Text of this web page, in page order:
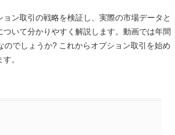
ン取引の戦略を検証し、実際の市場データと
いて分かりやすく解説します。動画では年間
でしょうか? これからオプション取引を始め
。